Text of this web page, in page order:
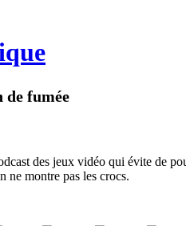
de fumée
des jeux vidéo qui évite de
ne montre pas les crocs.